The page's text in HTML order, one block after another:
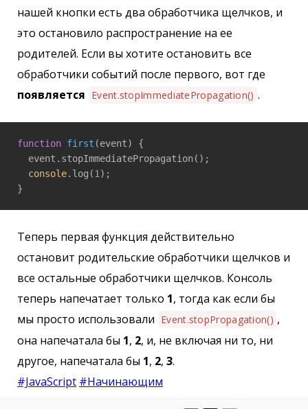
нашей кнопки есть два обработчика щелчков, и
это остановило распространение на ее
родителей. Если вы хотите остановить все
обработчики событий после первого, вот где
появляется Event.stopImmediatePropagation() .
function first (event) {
  event.stopImmediatePropagation();
console.log(1 );
}
Теперь первая функция действительно
остановит родительские обработчики щелчков и
все остальные обработчики щелчков. Консоль
теперь напечатает только 1, тогда как если бы
мы просто использовали Event.stopPropagation() ,
она напечатала бы 1, 2, и, не включая ни то, ни
другое, напечатала бы 1, 2, 3.
#JavaScript #Начинающим